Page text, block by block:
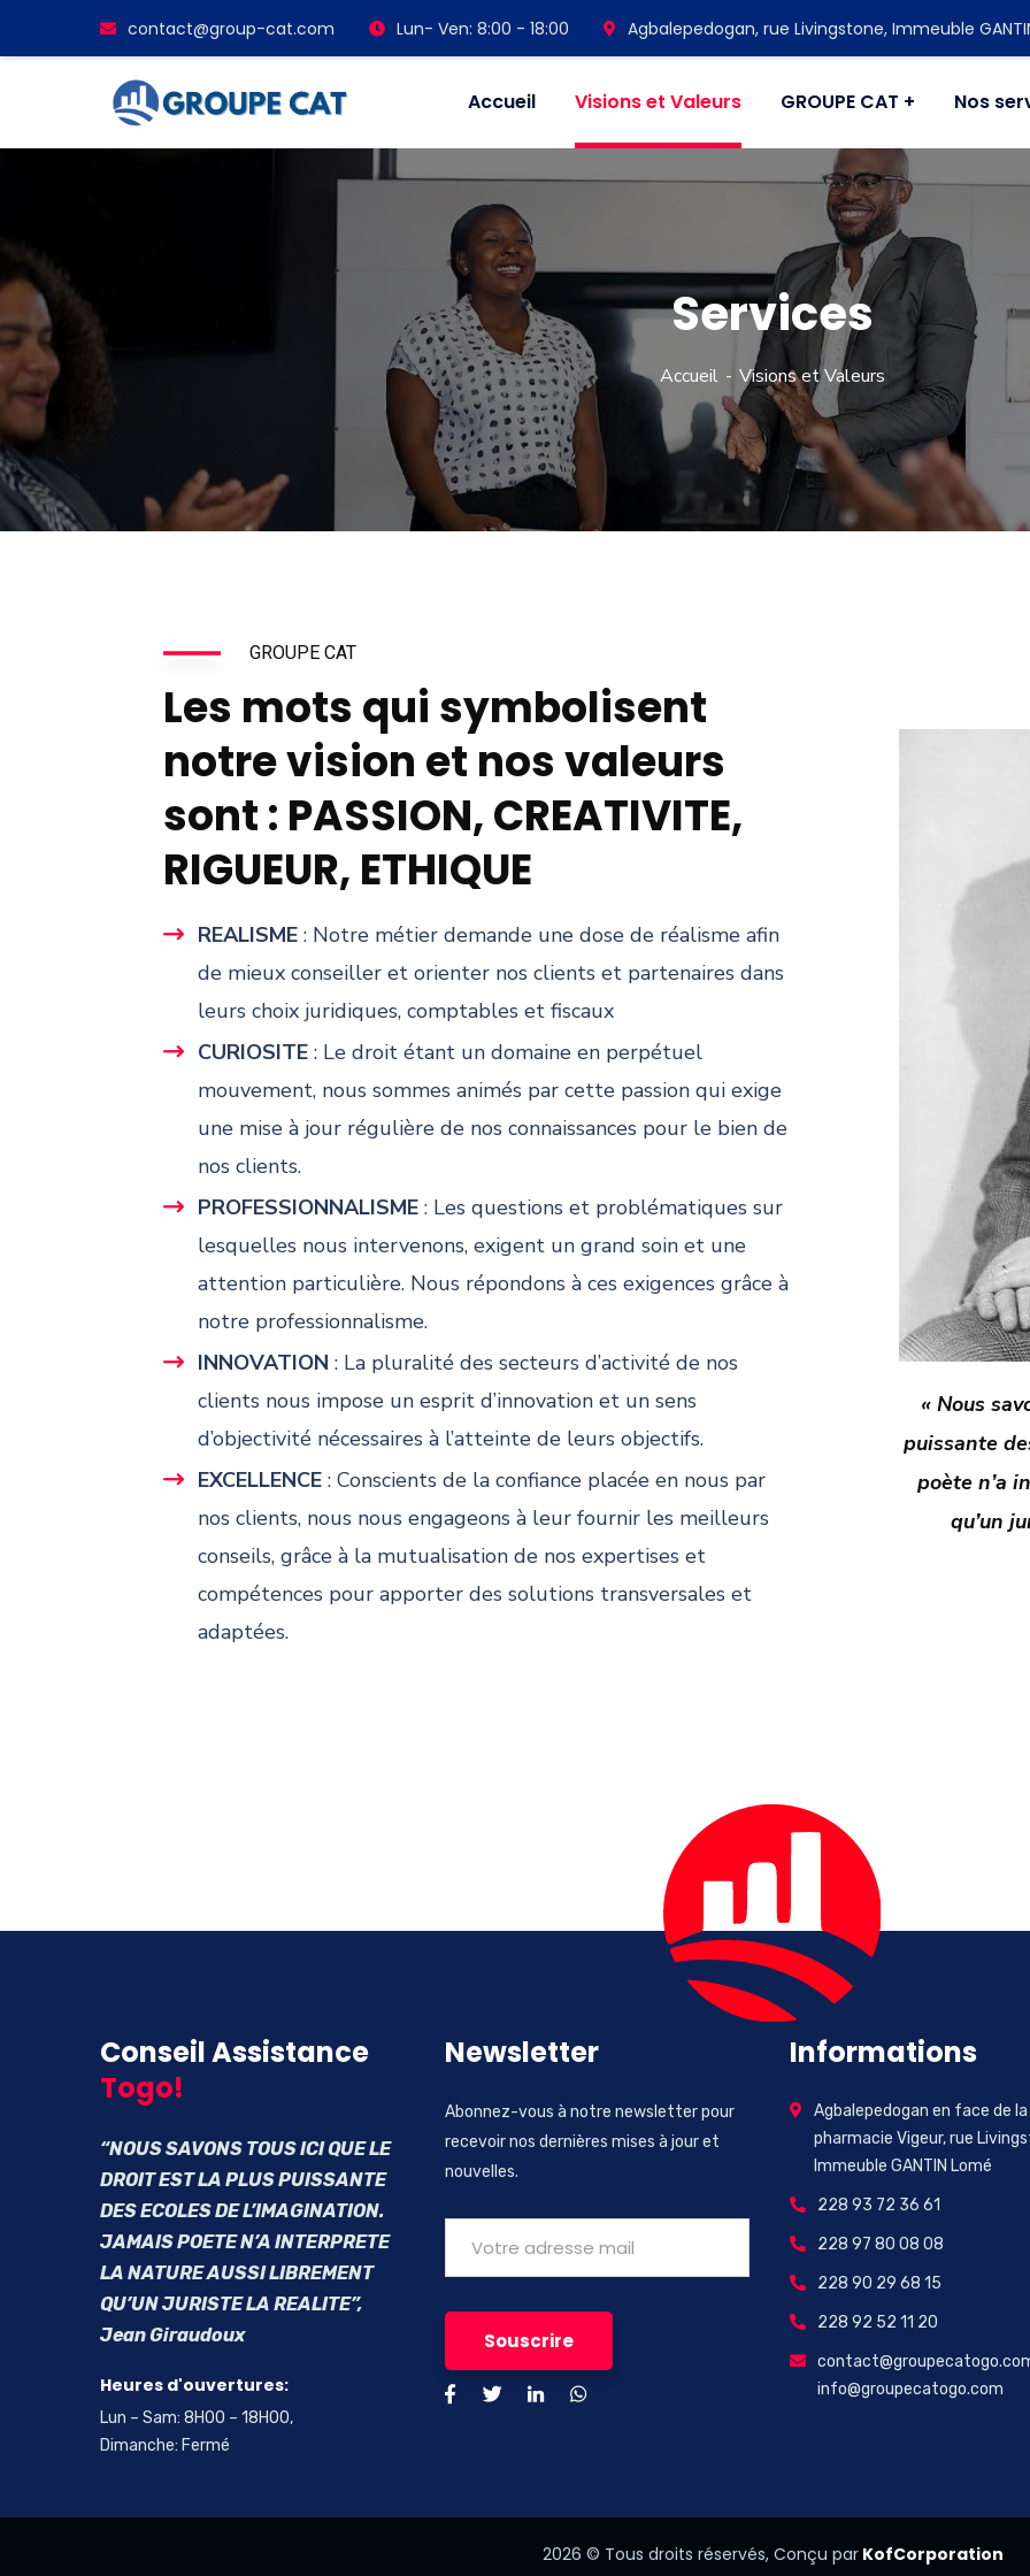
contact@group-cat.com Lun- Ven: 8:00 - 18:00 Agbalepedogan, rue Livingstone, Immeuble
Accueil Visions et Valeurs GROUPE CAT Nos
Services
Accueil Visions et Valeurs
GROUPE CAT
Les mots qui symbolisent
notre vision et nos valeurs
sont : PASSION, CREATIVITE,
RIGUEUR, ETHIQUE
REALISME : Notre métier demande une dose de réalisme afin
de mieux conseiller et orienter nos clients et partenaires dans
leurs choix juridiques, comptables et fiscaux
CURIOSITE : Le droit étant un domaine en perpétuel
mouvement, nous sommes animés par cette passion qui exige
une mise à jour régulière de nos connaissances pour le bien de
nos clients.
PROFESSIONNALISME : Les questions et problématiques sur
lesquelles nous intervenons, exigent un grand soin et une
attention particulière. Nous répondons à ces exigences grâce à
notre professionnalisme.
INNOVATION : La pluralité des secteurs d’activité de nos
clients nous impose un esprit d’innovation et un sens
d’objectivité nécessaires à l’atteinte de leurs objectifs.
EXCELLENCE : Conscients de la confiance placée en nous par
nos clients, nous nous engageons à leur fournir les meilleurs
conseils, grâce à la mutualisation de nos expertises et
compétences pour apporter des solutions transversales et
adaptées.
« Nous
puissante
poète n’a
qu’un
Conseil Assistance
Togo!
“NOUS SAVONS TOUS ICI QUE LE
DROIT EST LA PLUS PUISSANTE
DES ECOLES DE L’IMAGINATION.
JAMAIS POETE N’A INTERPRETE
LA NATURE AUSSI LIBREMENT
QU’UN JURISTE LA REALITE”,
Jean Giraudoux
Heures d'ouvertures:
Lun – Sam: 8H00 – 18H00,
Dimanche: Fermé
Newsletter
Abonnez-vous à notre newsletter pour
recevoir nos dernières mises à jour et
nouvelles.
Informations
Agbalepedogan en face de la
pharmacie Vigeur, rue
Immeuble GANTIN Lomé
228 93 72 36 61
228 97 80 08 08
228 90 29 68 15
228 92 52 11 20
info@groupecatogo.com
2026 © Tous droits réservés, Conçu par KofCorporation